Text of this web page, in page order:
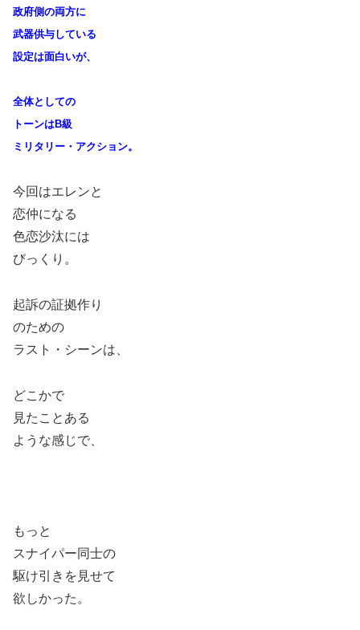
政府側の両方に
武器供与している
設定は面白いが、
全体としての
トーンはB級
ミリタリー・アクション。
今回はエレンと
恋仲になる
色恋沙汰には
びっくり。
起訴の証拠作り
のための
ラスト・シーンは、
どこかで
見たことある
ような感じで、
もっと
スナイパー同士の
駆け引きを見せて
欲しかった。